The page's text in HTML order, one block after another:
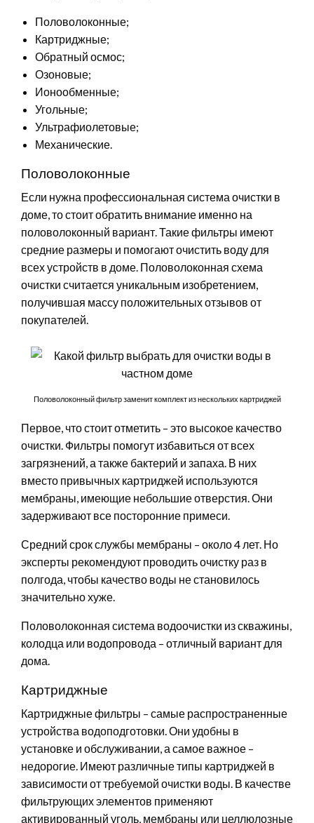
Половолоконные;
Картриджные;
Обратный осмос;
Озоновые;
Ионообменные;
Угольные;
Ультрафиолетовые;
Механические.
Половолоконные
Если нужна профессиональная система очистки в
доме, то стоит обратить внимание именно на
половолоконный вариант. Такие фильтры имеют
средние размеры и помогают очистить воду для
всех устройств в доме. Половолоконная схема
очистки считается уникальным изобретением,
получившая массу положительных отзывов от
покупателей.
Половолоконный фильтр заменит комплект из нескольких картриджей
Первое, что стоит отметить – это высокое качество
очистки. Фильтры помогут избавиться от всех
загрязнений, а также бактерий и запаха. В них
вместо привычных картриджей используются
мембраны, имеющие небольшие отверстия. Они
задерживают все посторонние примеси.
Средний срок службы мембраны – около 4 лет. Но
эксперты рекомендуют проводить очистку раз в
полгода, чтобы качество воды не становилось
значительно хуже.
Половолоконная система водоочистки из скважины,
колодца или водопровода – отличный вариант для
дома.
Картриджные
Картриджные фильтры – самые распространенные
устройства водоподготовки. Они удобны в
установке и обслуживании, а самое важное –
недорогие. Имеют различные типы картриджей в
зависимости от требуемой очистки воды. В качестве
фильтрующих элементов применяют
активированный уголь, мембраны или целлюлозные